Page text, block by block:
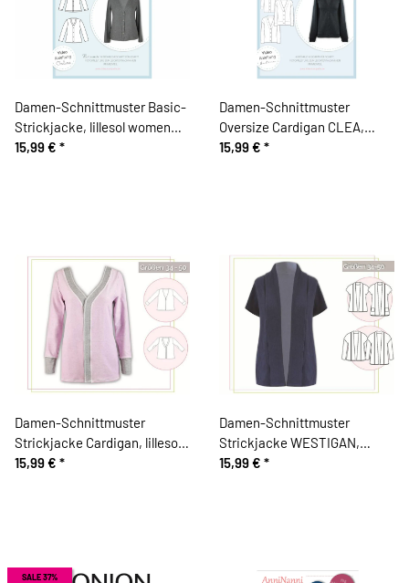
Damen-Schnittmuster Basic-
Strickjacke, lillesol women
No.59
15,99 € *
Damen-Schnittmuster
Oversize Cardigan CLEA,
lillesol women No.93
15,99 € *
Damen-Schnittmuster
Strickjacke Cardigan, lillesol
women No.11
15,99 € *
Damen-Schnittmuster
Strickjacke WESTIGAN,
lillesol women No.37
15,99 € *
SALE 37%